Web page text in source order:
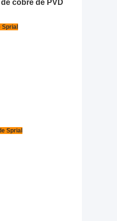
cobre de PVD
Sprial